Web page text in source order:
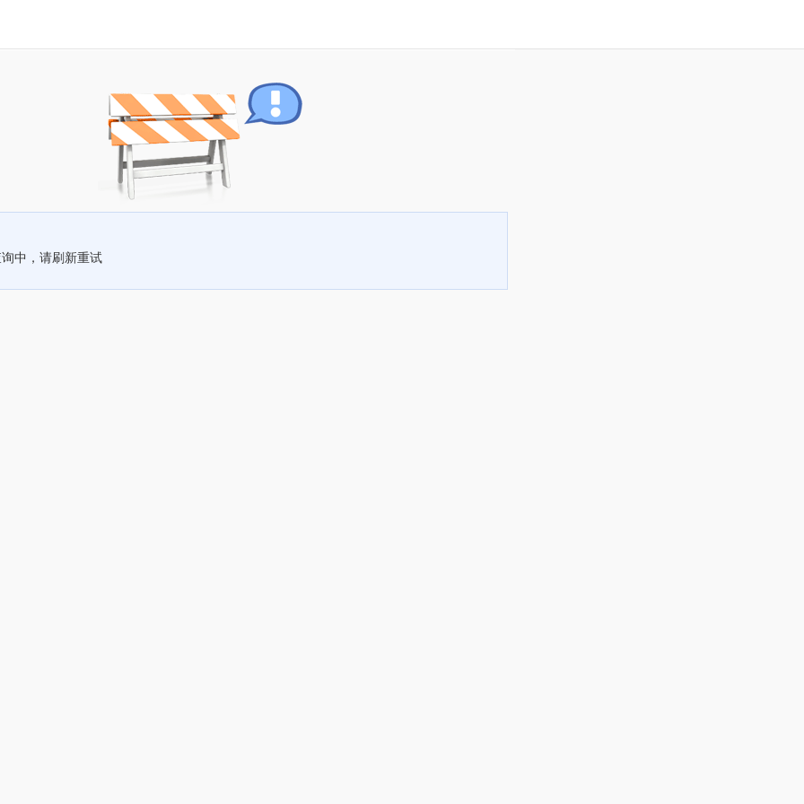
中，请刷新重试